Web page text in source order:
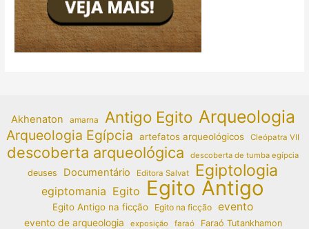
Akhenaton amarna Antigo Egito Arqueologia
Arqueologia Egípcia artefatos arqueológicos Cleópatra VII
descoberta arqueológica descoberta de tumba egípcia
deuses Documentário Editora Salvat Egiptologia
egiptomania Egito Egito Antigo
Egito Antigo na ficção Egito na ficção evento
evento de arqueologia exposição faraó Faraó Tutankhamon